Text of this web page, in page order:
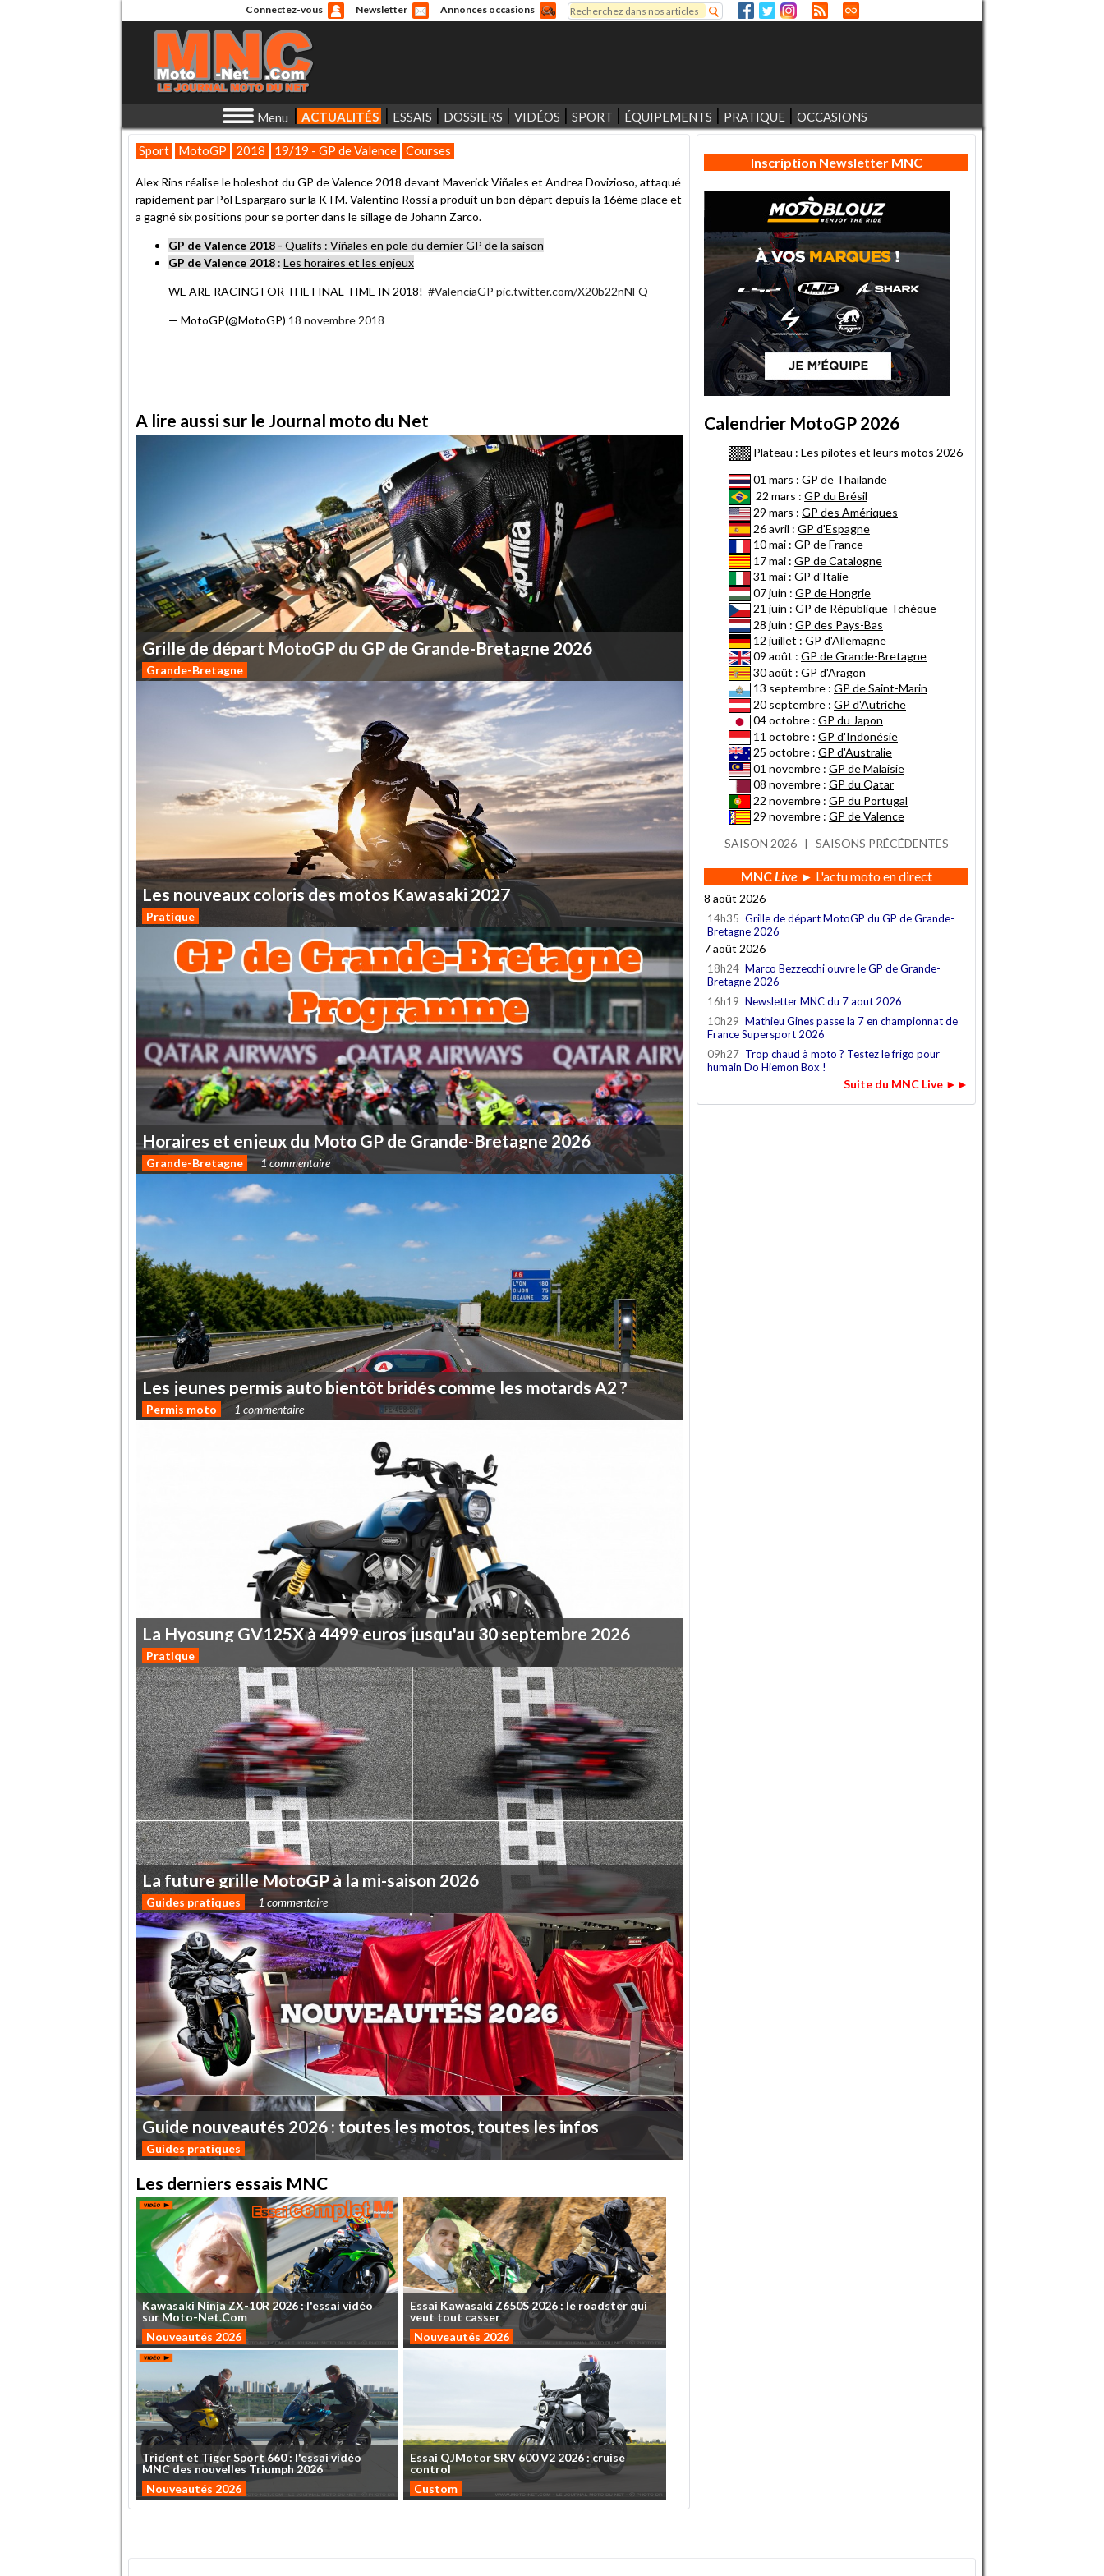
Connectez-vous Newsletter Annonces occasions
Formulaire de recherche
Rechercher
Menu ACTUALITÉS ESSAIS DOSSIERS VIDÉOS SPORT ÉQUIPEMENTS PRATIQUE OCCASIONS
Sport MotoGP 2018 19/19 - GP de Valence Courses
Alex Rins réalise le holeshot du GP de Valence 2018 devant Maverick Viñales et Andrea Dovizioso, attaqué
rapidement par Pol Espargaro sur la KTM. Valentino Rossi a produit un bon départ depuis la 16ème place et
a gagné six positions pour se porter dans le sillage de Johann Zarco.
GP de Valence 2018 - Qualifs : Viñales en pole du dernier GP de la saison
GP de Valence 2018 : Les horaires et les enjeux
WE ARE RACING FOR THE FINAL TIME IN 2018! #ValenciaGP pic.twitter.com/X20b22nNFQ
— MotoGP(@MotoGP) 18 novembre 2018
A lire aussi sur le Journal moto du Net
Grillededépart MotoGP du GP de Grande-Bretagne 2026
Grande-Bretagne
Lesnouveauxcoloris desmotos Kawasaki 2027
Pratique
Horaires et enjeux du Moto GP de Grande-Bretagne 2026
Grande-Bretagne 1 commentaire
Les jeunes permis auto bientôt bridéscomme les motardsA2?
Permis moto 1 commentaire
La Hyosung GV125Xà4499eurosjusqu'au 30septembre 2026
Pratique
La futuregrilleMotoGP à la mi-saison 2026
Guides pratiques 1 commentaire
Guide nouveautés 2026 : toutes lesmotos,toutesles infos
Guides pratiques
Les derniers essais MNC
Kawasaki NinjaZX-10R 2026 : l'essai vidéo
sur Moto-Net.Com
Nouveautés 2026
Essai Kawasaki Z650S2026:le roadster qui
veut tout casser
Nouveautés 2026
Trident et TigerSport 660: l'essaividéo
MNCdesnouvelles Triumph2026
Nouveautés 2026
Essai QJMotorSRV 600V2 2026: cruise
control
Custom
Inscription Newsletter MNC
Calendrier MotoGP 2026
Plateau : Les pilotes et leurs motos 2026
01 mars : GP de Thaïlande
22 mars : GP du Brésil
29 mars : GP des Amériques
26 avril : GP d'Espagne
10 mai : GP de France
17 mai : GP de Catalogne
31 mai : GP d'Italie
07 juin : GP de Hongrie
21 juin : GP de République Tchèque
28 juin : GP des Pays-Bas
12 juillet : GP d'Allemagne
09 août : GP de Grande-Bretagne
30 août : GP d'Aragon
13 septembre : GP de Saint-Marin
20 septembre : GP d'Autriche
04 octobre : GP du Japon
11 octobre : GP d'Indonésie
25 octobre : GP d'Australie
01 novembre : GP de Malaisie
08 novembre : GP du Qatar
22 novembre : GP du Portugal
29 novembre : GP de Valence
SAISON 2026| SAISONS PRÉCÉDENTES
MNCLive► L'actu moto en direct
8 août 2026
14h35 Grille de départ MotoGP du GP de Grande-
Bretagne 2026
7 août 2026
18h24 Marco Bezzecchi ouvre le GP de Grande-
Bretagne 2026
16h19 Newsletter MNC du 7 aout 2026
10h29 Mathieu Gines passe la 7 en championnat de
France Supersport 2026
09h27 Trop chaud à moto ? Testez le frigo pour
humain Do Hiemon Box !
Suite du MNC Live ►►